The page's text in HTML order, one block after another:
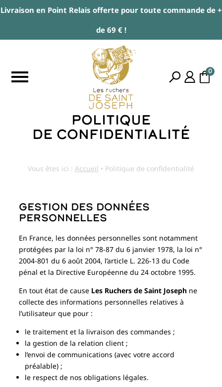
Livraison en Point Relais offerte pour toute commande de +
de 69 € !
0
Politique
de confidentialité
Vous êtes ici : Accueil • Politique de confidentialité
Gestion des données
personnelles
En France, les données personnelles sont notamment
protégées par la loi n° 78-87 du 6 janvier 1978, la loi n°
2004-801 du 6 août 2004, l’article L. 226-13 du Code
pénal et la Directive Européenne du 24 octobre 1995.
En tout état de cause Les Ruchers de Saint Joseph ne
collecte des informations personnelles relatives à
l’utilisateur que pour :
le traitement et la livraison des commandes ;
la gestion de la relation client ;
l’envoi de communications (avec votre accord
préalable) ;
le respect de nos obligations légales.